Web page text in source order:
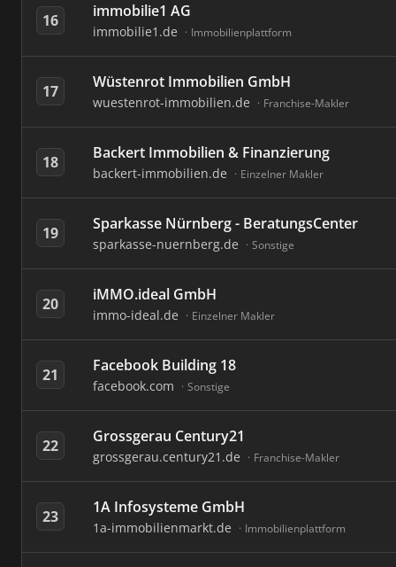
16 immobilie1 AG
immobilie1.de Immobilienplattform
17 Wüstenrot Immobilien GmbH
wuestenrot-immobilien.de Franchise-Makler
18 Backert Immobilien & Finanzierung
backert-immobilien.de Einzelner Makler
19 Sparkasse Nürnberg - BeratungsCenter
sparkasse-nuernberg.de Sonstige
20 iMMO.ideal GmbH
immo-ideal.de Einzelner Makler
21 Facebook Building 18
facebook.com Sonstige
22 Grossgerau Century21
grossgerau.century21.de Franchise-Makler
23 1A Infosysteme GmbH
1a-immobilienmarkt.de Immobilienplattform